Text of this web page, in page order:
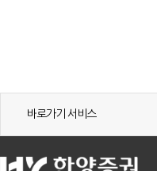
바로가기 서비스